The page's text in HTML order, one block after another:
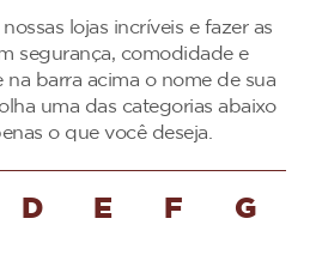
lojas incríveis e fazer as
segurança, comodidade e
na barra acima o nome de sua
uma das categorias abaixo
o que você deseja.
D E F G